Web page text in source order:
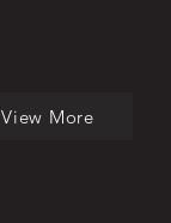
View More